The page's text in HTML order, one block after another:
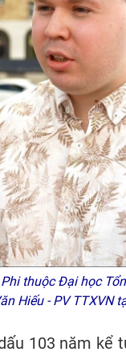
thuộc Đại học
Hiếu - PV TTXVN
103 năm kể